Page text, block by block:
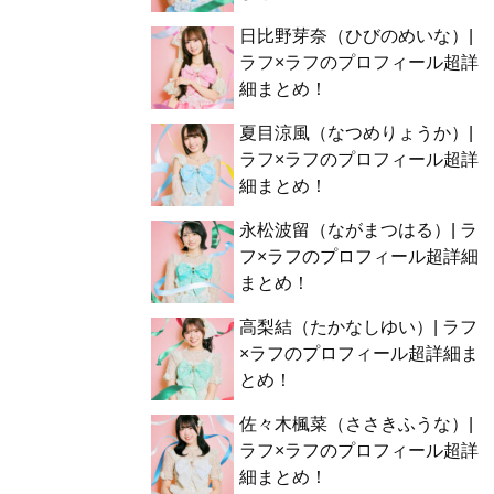
日比野芽奈（ひびのめいな）|
ラフ×ラフのプロフィール超詳
細まとめ！
夏目涼風（なつめりょうか）|
ラフ×ラフのプロフィール超詳
細まとめ！
永松波留（ながまつはる）| ラ
フ×ラフのプロフィール超詳細
まとめ！
高梨結（たかなしゆい）| ラフ
×ラフのプロフィール超詳細ま
とめ！
佐々木楓菜（ささきふうな）|
ラフ×ラフのプロフィール超詳
細まとめ！